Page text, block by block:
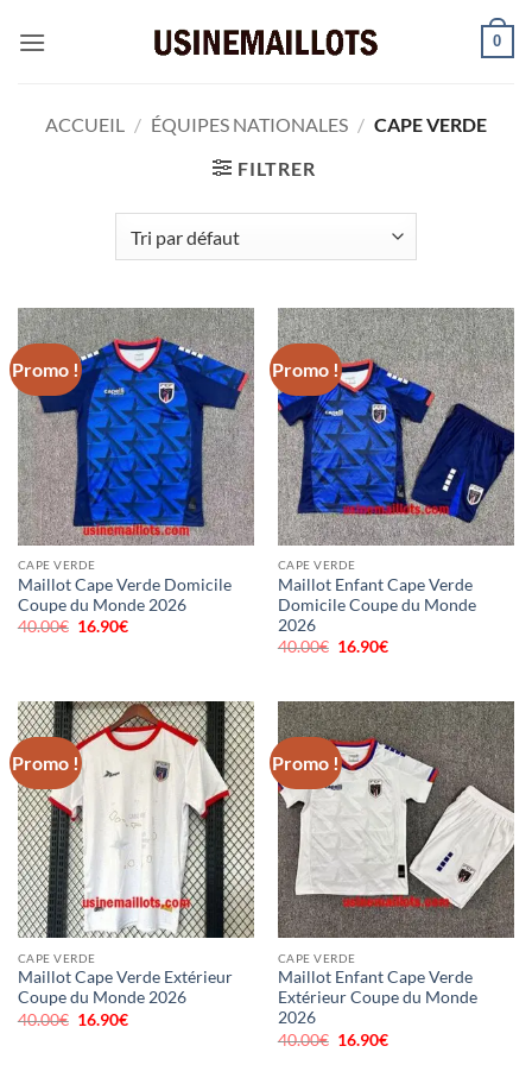
0
ACCUEIL / ÉQUIPES NATIONALES / CAPE VERDE
FILTRER
Promo !
CAPE VERDE
Maillot Cape Verde Domicile
Coupe du Monde 2026
40.00€ Le
16.90€Le
Promo !
CAPE VERDE
Maillot Enfant Cape Verde
Domicile Coupe du Monde
2026
40.00€ Le
40.00€.
16.90€Le
16.90€.
Promo !
CAPE VERDE
Maillot Cape Verde Extérieur
Coupe du Monde 2026
40.00€ Le
16.90€Le
Promo !
CAPE VERDE
Maillot Enfant Cape Verde
Extérieur Coupe du Monde
2026
40.00€ Le
16.90€Le